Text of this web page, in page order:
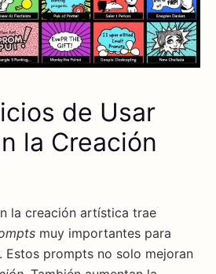
de Usar
la Creación
la creación artística trae
muy importantes para
Estos prompts no solo mejoran